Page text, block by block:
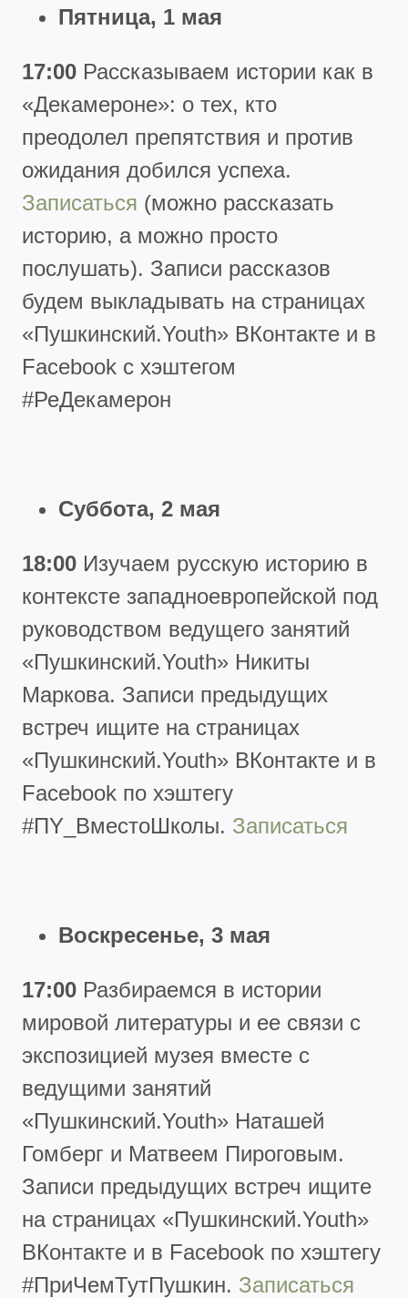
Пятница, 1 мая
17:00 Рассказываем истории как в
«Декамероне»: о тех, кто
преодолел препятствия и против
ожидания добился успеха.
Записаться (можно рассказать
историю, а можно просто
послушать). Записи рассказов
будем выкладывать на страницах
«Пушкинский.Youth» ВКонтакте и в
Facebook с хэштегом
#РеДекамерон
Суббота, 2 мая
18:00 Изучаем русскую историю в
контексте западноевропейской под
руководством ведущего занятий
«Пушкинский.Youth» Никиты
Маркова. Записи предыдущих
встреч ищите на страницах
«Пушкинский.Youth» ВКонтакте и в
Facebook по хэштегу
#ПY_ВместоШколы. Записаться
Воскресенье, 3 мая
17:00 Разбираемся в истории
мировой литературы и ее связи с
экспозицией музея вместе с
ведущими занятий
«Пушкинский.Youth» Наташей
Гомберг и Матвеем Пироговым.
Записи предыдущих встреч ищите
на страницах «Пушкинский.Youth»
ВКонтакте и в Facebook по хэштегу
#ПриЧемТутПушкин. Записаться